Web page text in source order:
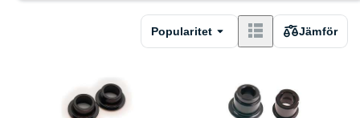
Popularitet Jämför